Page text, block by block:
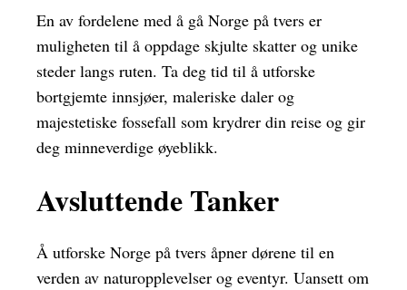
En av fordelene med å gå Norge på tvers er
muligheten til å oppdage skjulte skatter og unike
steder langs ruten. Ta deg tid til å utforske
bortgjemte innsjøer, maleriske daler og
majestetiske fossefall som krydrer din reise og gir
deg minneverdige øyeblikk.
Avsluttende Tanker
Å utforske Norge på tvers åpner dørene til en
verden av naturopplevelser og eventyr. Uansett om